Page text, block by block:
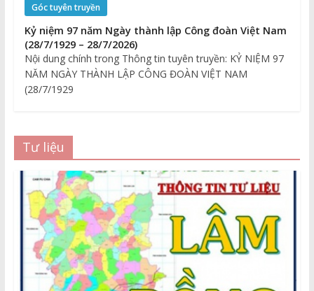
Góc tuyên truyền
Kỷ niệm 97 năm Ngày thành lập Công đoàn Việt Nam
(28/7/1929 – 28/7/2026)
Nội dung chính trong Thông tin tuyên truyền: KỶ NIỆM 97
NĂM NGÀY THÀNH LẬP CÔNG ĐOÀN VIỆT NAM
(28/7/1929
Tư liệu